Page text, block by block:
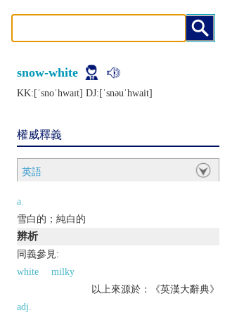
snow-white
KK:[ˈsnoˈhwaɪt] DJ:[ˈsnǝuˈhwait]
權威釋義
英語
a.
雪白的；純白的
辨析
同義參見:
white
milky
以上來源於：《英漢大辭典》
adj.